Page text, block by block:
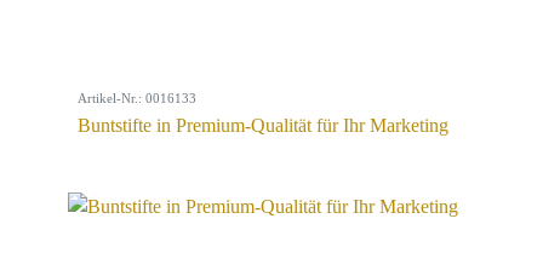
Artikel-Nr.: 0016133
Buntstifte in Premium-Qualität für Ihr Marketing